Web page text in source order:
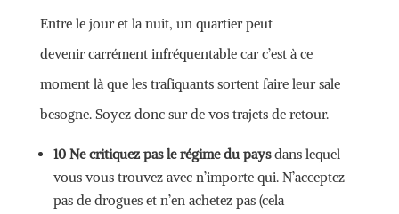
Entre le jour et la nuit, un quartier peut
devenir carrément infréquentable car c’est à ce
moment là que les trafiquants sortent faire leur sale
besogne. Soyez donc sur de vos trajets de retour.
10 Ne critiquez pas le régime du paysdans lequel
vous vous trouvez avec n’importe qui. N’acceptez
pas de drogues et n’en achetez pas (cela